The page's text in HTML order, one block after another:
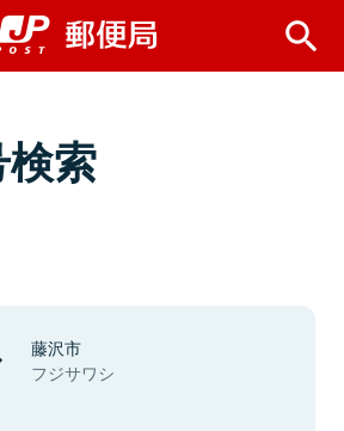
索
藤沢市
フジサワシ